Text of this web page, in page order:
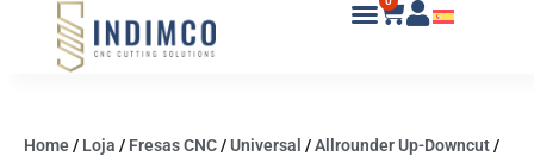
Home/ Loja / Fresas CNC/Universal /Allrounder Up-Downcut/